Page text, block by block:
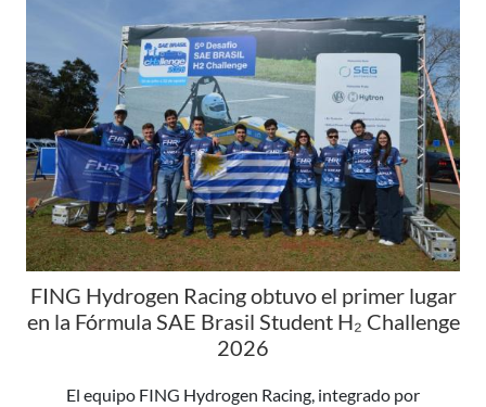
FING Hydrogen Racing obtuvo el primer lugar
en la Fórmula SAE Brasil Student H₂ Challenge
2026
El equipo FING Hydrogen Racing, integrado por